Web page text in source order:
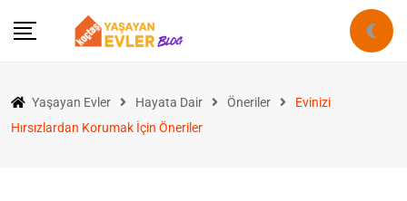
Yaşayan Evler Hayata Dair Öneriler
Evinizi
Hırsızlardan Korumak İçin Öneriler